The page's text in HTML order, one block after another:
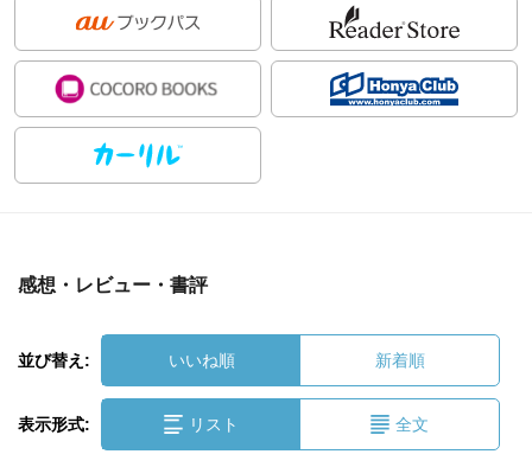
感想・レビュー・書評
並び替え: いいね順 新着順
表示形式: リスト 全文